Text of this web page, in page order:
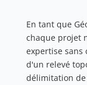
En tant que
chaque projet
expertise sans
d'un relevé
délimitation